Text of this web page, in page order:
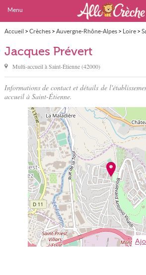
Menu
Accueil > Crèches> Auvergne-Rhône-Alpes> Loire>
Jacques Prévert
Jacques Prévert
Multi-accueil àSaint-Étienne(42000)
Informations de contact et détails de
accueil à Saint-Étienne.